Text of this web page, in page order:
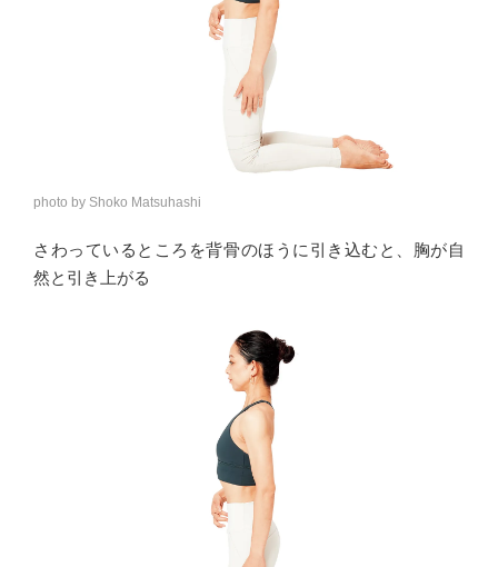
photo by Shoko Matsuhashi
さわっているところを背骨のほうに引き込むと、胸が自
然と引き上がる